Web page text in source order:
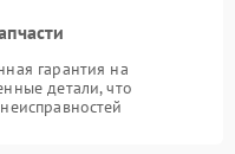
гарантия на
детали, что